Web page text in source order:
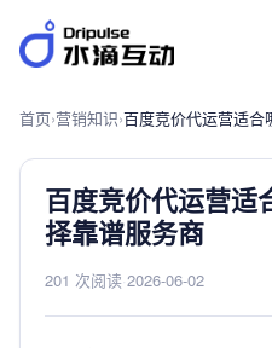
首页›营销知识›
百度竞价代运营适
择靠谱服务商
201 次阅读 2026-06-02